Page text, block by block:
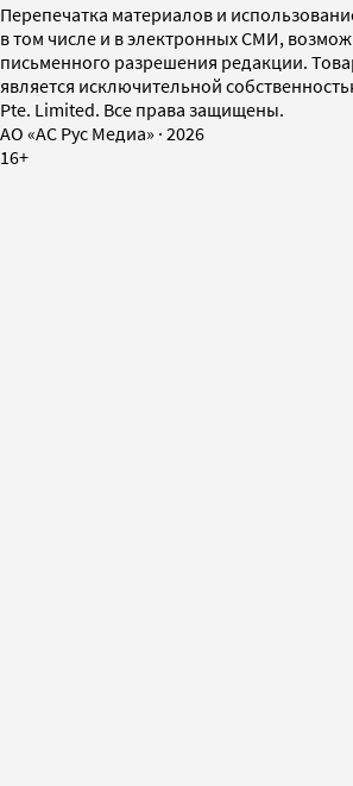
Перепечатка материалов и
в том числе и в электронных СМИ,
письменного разрешения редакции.
является исключительной
Pte. Limited. Все права защищены.
AO «АС Рус Медиа» · 2026
16+